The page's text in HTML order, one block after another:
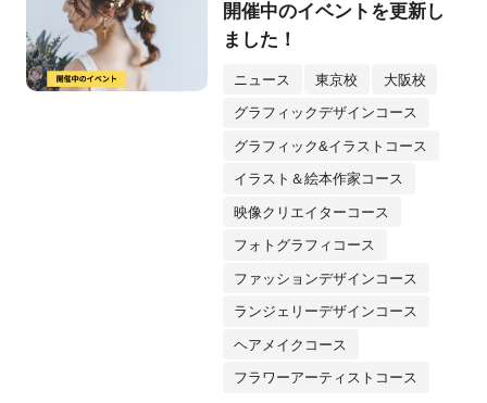
開催中のイベントを更新し
ました！
ニュース 東京校 大阪校
グラフィックデザインコース
グラフィック&イラストコース
イラスト＆絵本作家コース
映像クリエイターコース
フォトグラフィコース
ファッションデザインコース
ランジェリーデザインコース
ヘアメイクコース
フラワーアーティストコース